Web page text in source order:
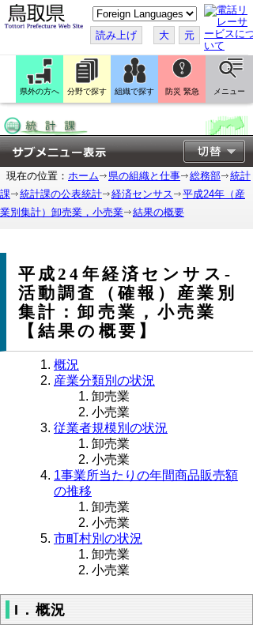
こ
の
ペ
ー
ジ
翻
訳
す
読み上げ 大 元
県外の方へ 分野で探す 組織で探す 防災 緊急 メニュー
現在の位置： ホーム 県の組織と仕事 総務部
統計
課
統計課の公表統計 経済センサス
平成24年（産
業別集計）卸売業，小売業
結果の概要
平成24年経済センサス-
活動調査（確報）産業別
集計：卸売業，小売業
【結果の概要】
概況
産業分類別の状況
卸売業
小売業
従業者規模別の状況
卸売業
小売業
1事業所当たりの年間商品販売額
の推移
卸売業
小売業
市町村別の状況
卸売業
小売業
I．概況